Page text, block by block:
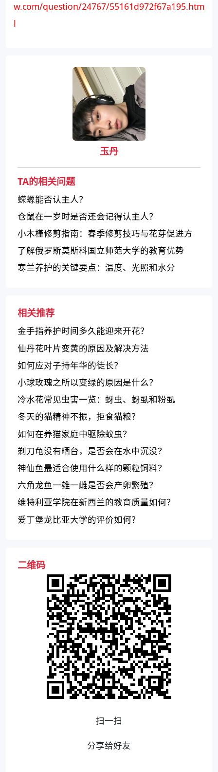
w.com/question/24767/55161d972f67a195.htm
l
玉丹
TA的相关问题
蝾螈能否认主人？
仓鼠在一岁时是否还会记得认主人？
小木槿修剪指南：春季修剪技巧与花芽促进方
法
了解俄罗斯莫斯科国立师范大学的教育优势
寒兰养护的关键要点：温度、光照和水分
相关推荐
金手指养护时间多久能迎来开花？
仙丹花叶片变黄的原因及解决方法
如何应对子持年华的徒长？
小球玫瑰之所以变绿的原因是什么？
冷水花常见虫害一览：蚜虫、蚜虱和粉虱
冬天的猫精神不振，拒食猫粮？
如何在养猫家庭中驱除蚊虫？
剃刀龟没有晒台，是否会在水中沉没？
神仙鱼最适合使用什么样的颗粒饲料？
六角龙鱼一雄一雌是否会产卵繁殖？
维特利亚学院在新西兰的教育质量如何？
爱丁堡龙比亚大学的评价如何？
二维码
扫一扫
分享给好友